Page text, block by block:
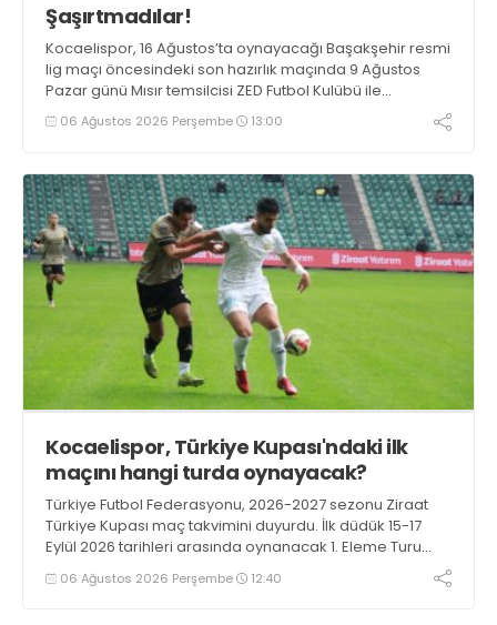
Şaşırtmadılar!
Kocaelispor, 16 Ağustos’ta oynayacağı Başakşehir resmi
lig maçı öncesindeki son hazırlık maçında 9 Ağustos
Pazar günü Mısır temsilcisi ZED Futbol Kulübü ile
karşılaşacak.
06 Ağustos 2026 Perşembe 13:00
Kocaelispor, Türkiye Kupası'ndaki ilk
maçını hangi turda oynayacak?
Türkiye Futbol Federasyonu, 2026-2027 sezonu Ziraat
Türkiye Kupası maç takvimini duyurdu. İlk düdük 15-17
Eylül 2026 tarihleri arasında oynanacak 1. Eleme Turu
karşılaşmalarıyla çalacak.
06 Ağustos 2026 Perşembe 12:40